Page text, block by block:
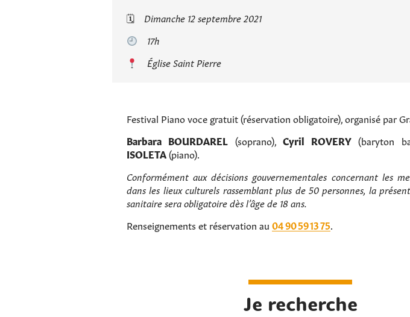
🗓
Dimanche 12 septembre 2021
17h
Église Saint Pierre
Festival Piano voce gratuit (réservation obligatoire), organisé par
Barbara BOURDAREL (soprano), Cyril ROVERY (baryton
ISOLETA(piano).
Conformément aux décisions gouvernementales concernant les
dans les lieux culturels rassemblant plus de 50 personnes, la
sanitaire sera obligatoire dès l’âge de 18 ans.
Renseignements et réservation au 04 90 59 13 75
Je recherche